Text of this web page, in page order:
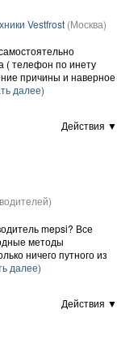
Vestfrost (Москва)
( телефон по инету
причины и наверное
далее)
Действия ▼
mepsi? Все
методы
ничего путного из
далее)
Действия ▼